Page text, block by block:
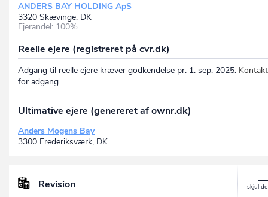
ANDERS BAY HOLDING ApS
3320 Skævinge, DK
Ejerandel: 100%
Reelle ejere (registreret på cvr.dk)
Adgang til reelle ejere kræver godkendelse pr. 1. sep. 2025.
for adgang.
Ultimative ejere (genereret af ownr.dk)
Anders Mogens Bay
3300 Frederiksværk, DK
Revision